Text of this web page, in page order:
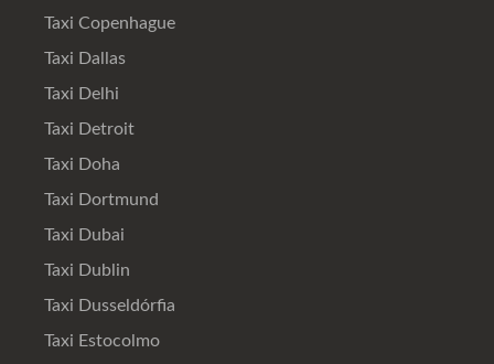
Taxi Copenhague
Taxi Dallas
Taxi Delhi
Taxi Detroit
Taxi Doha
Taxi Dortmund
Taxi Dubai
Taxi Dublin
Taxi Dusseldórfia
Taxi Estocolmo